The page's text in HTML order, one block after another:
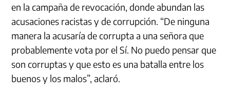
en la campaña de revocación, donde abundan las
acusaciones racistas y de corrupción. “De ninguna
manera la acusaría de corrupta a una señora que
probablemente vota por el Sí. No puedo pensar que
son corruptas y que esto es una batalla entre los
buenos y los malos”, aclaró.